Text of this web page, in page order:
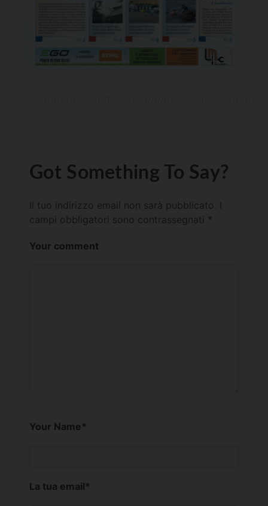
Got Something To Say?
Il tuo indirizzo email non sarà pubblicato.
campi obbligatori sono contrassegnati *
Your comment
Your Name*
La tua email*